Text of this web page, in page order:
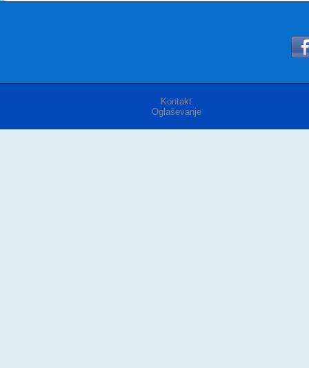
Kontakt
Oglaševanje